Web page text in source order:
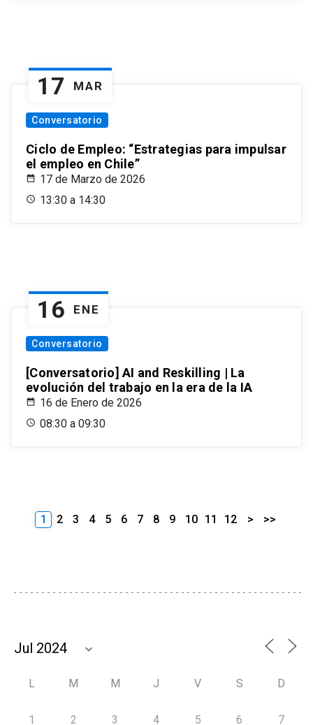
17 MAR
Conversatorio
Ciclo de Empleo: “Estrategias para impulsar
el empleo en Chile”
17 de Marzo de 2026
13:30 a 14:30
16 ENE
Conversatorio
[Conversatorio] AI and Reskilling | La
evolución del trabajo en la era de la IA
16 de Enero de 2026
08:30 a 09:30
1 2 3 4 5 6 7 8 9 10 11 12 > >>
L M M J V S D
1 2 3 4 5 6 7